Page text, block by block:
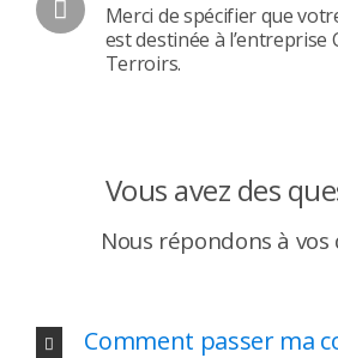
Merci de spécifier que
est destinée à l’entreprise
Terroirs.
Vous avez des
Nous répondons à
Comment passer ma